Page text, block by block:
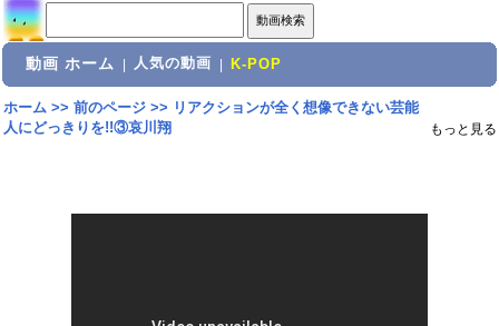
動画 ホーム 人気の動画 K-POP
ホーム>> 前のページ>> リアクションが全く想像できない芸能
人にどっきりを!!③哀川翔
もっと見る